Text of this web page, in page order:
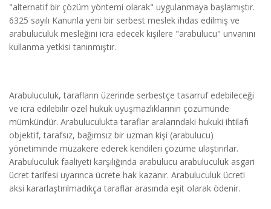
"alternatif bir çözüm yöntemi olarak" uygulanmaya başlamıştır.
6325 sayılı Kanunla yeni bir serbest meslek ihdas edilmiş ve
arabuluculuk mesleğini icra edecek kişilere "arabulucu" unvanını
kullanma yetkisi tanınmıştır.
Arabuluculuk, tarafların üzerinde serbestçe tasarruf edebileceği
ve icra edilebilir özel hukuk uyuşmazlıklarının çözümünde
mümkündür. Arabuluculukta taraflar aralarındaki hukuki ihtilafı
objektif, tarafsız, bağımsız bir uzman kişi (arabulucu)
yönetiminde müzakere ederek kendileri çözüme ulaştırırlar.
Arabuluculuk faaliyeti karşılığında arabulucu arabuluculuk asgari
ücret tarifesi uyarınca ücrete hak kazanır. Arabuluculuk ücreti
aksi kararlaştırılmadıkça taraflar arasında eşit olarak ödenir.